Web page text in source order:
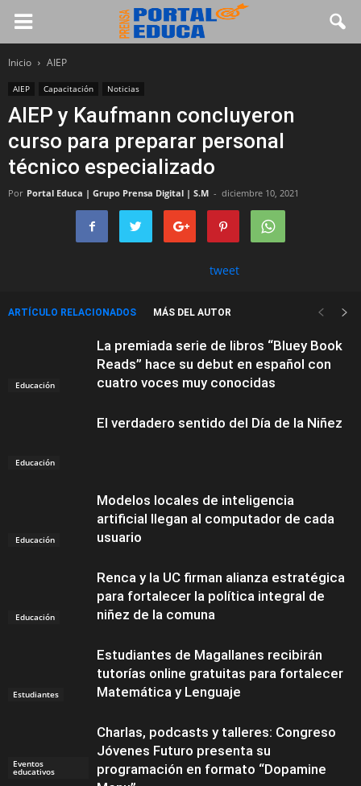
Inicio AIEP
AIEP Capacitación Noticias
AIEP y Kaufmann concluyeron
curso para preparar personal
técnico especializado
Por Portal Educa | Grupo Prensa Digital | S.M - diciembre 10, 2021
tweet
ARTÍCULO RELACIONADOS MÁS DEL AUTOR
Educación
La premiada serie de libros “Bluey Book
Reads” hace su debut en español con
cuatro voces muy conocidas
Educación
El verdadero sentido del Día de la Niñez
Educación
Modelos locales de inteligencia
artificial llegan al computador de cada
usuario
Educación
Renca y la UC firman alianza estratégica
para fortalecer la política integral de
niñez de la comuna
Estudiantes
Estudiantes de Magallanes recibirán
tutorías online gratuitas para fortalecer
Matemática y Lenguaje
Eventos
educativos
Charlas, podcasts y talleres: Congreso
Jóvenes Futuro presenta su
programación en formato “Dopamine